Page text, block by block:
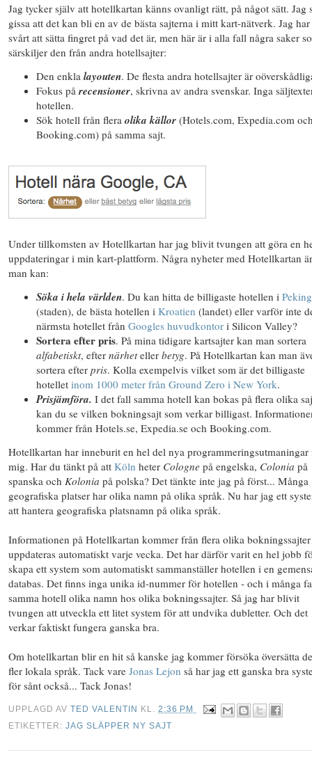
Jag tycker själv att hotellkartan känns ovanligt rätt, på något sätt. Jag
gissa att det kan bli en av de bästa sajterna i mitt kart-nätverk. Jag
svårt att sätta fingret på vad det är, men här är i alla fall några saker
särskiljer den från andra hotellsajter:
Den enkla layouten. De flesta andra hotellsajter är
Fokus på recensioner, skrivna av andra svenskar. Inga
hotellen.
Sök hotell från flera olika källor (Hotels.com, Expedia.com
Booking.com) på samma sajt.
Under tillkomsten av Hotellkartan har jag blivit tvungen att göra en
uppdateringar i min kart-plattform. Några nyheter med Hotellkartan
man kan:
Söka ihela världen. Du kan hitta de billigaste hotellen i Peking
(staden), de bästa hotellen i Kroatien (landet) eller varför inte
närmsta hotellet från Googles huvudkontor i Silicon Valley?
Sortera efter pris. På mina tidigare kartsajter kan man sortera
alfabetiskt, efter närheteller betyg. På Hotellkartan kan man
sortera efter pris. Kolla exempelvis vilket som är det billigaste
hotellet inom 1000 meter från Ground Zero i New York.
Prisjämföra. I det fall samma hotell kan bokas på flera olika
kan du se vilken bokningsajt som verkar billigast.
kommer från Hotels.se, Expedia.se och Booking.com.
Hotellkartan har inneburit en hel del nya programmeringsutmaningar
mig. Har du tänkt på att Köln heter Cologne på engelska, Colonia på
spanska och Kolonia på polska? Det tänkte inte jag på först... Många
geografiska platser har olika namn på olika språk. Nu har jag ett
att hantera geografiska platsnamn på olika språk.
Informationen på Hotellkartan kommer från flera olika
uppdateras automatiskt varje vecka. Det har därför varit en hel jobb
skapa ett system som automatiskt sammanställer hotellen i en
databas. Det finns inga unika id-nummer för hotellen - och i många
samma hotell olika namn hos olika bokningssajter. Så jag har blivit
tvungen att utveckla ett litet system för att undvika dubletter. Och det
verkar faktiskt fungera ganska bra.
Om hotellkartan blir en hit så kanske jag kommer försöka översätta
fler lokala språk. Tack vare Jonas Lejon så har jag ett ganska bra
för sånt också... Tack Jonas!
UPPLAGD AVTED VALENTIN KL.2:36 PM
ETIKETTER:JAG SLÄPPER NY SAJT